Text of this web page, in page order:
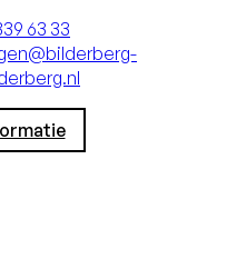
63 33